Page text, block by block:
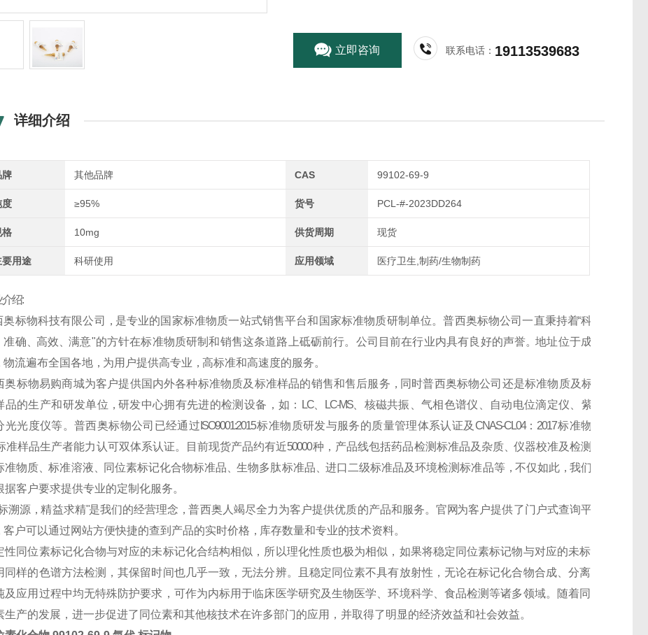
立即咨询 联系电话： 19113539683
详细介绍
牌 其他品牌 CAS 99102-69-9
度 ≥95% 货号 PCL-#-2023DD264
格 10mg 供货周期 现货
要用途 科研使用 应用领域 医疗卫生,制药/生物制药
绍:
奥标物科技有 限公司 ，是专业的 国 家标准物 质一站式销售平台和 国 家标准物 质研制 单位 。 普西奥标物公司 一 直秉持着“ 科
准 确 、高 效 、满 意 " 的 方 针 在 标 准 物 质 研 制 和 销 售 这 条 道 路 上 砥 砺 前 行 。 公 司 目 前 在 行 业 内 具 有 良 好 的 声 誉 。地 址 位 于 成
物 流 遍 布 全 国 各 地 ，为 用 户 提 供 高 专 业 ，高 标 准 和 高 速 度 的 服 务 。
奥标物易购商城为客 户提供国 内外各种标准物 质 及 标准样品的销售和售 后 服务 ，同 时普西奥标物公司 还是标准物 质及标
品的生产和研发单位 ，研发 中心拥有先进的检测 设备 ， 如 ： LC、 LC-MS、 核 磁 共 振 、 气 相 色 谱 仪 、 自 动 电 位 滴 定 仪 、 紫
光 光 度 仪 等 。 普 西 奥 标 物 公 司 已 经 通 过 ISO9001:2015标 准 物 质 研 发 与 服 务 的 质 量 管 理 体 系 认 证 及 CNAS-CL04： 2017标 准 物
准 样 品 生 产 者 能 力 认 可 双 体 系 认 证 。 目 前 现 货 产 品 约 有 近50000种 ， 产 品 线 包 括 药 品 检 测 标 准 品 及 杂 质 、仪 器 校 准 及 检 测
准 物 质 、标 准 溶 液 、同 位 素 标 记 化 合 物 标 准 品 、生 物 多 肽 标 准 品 、进 口 二 级 标 准 品 及 环 境 检 测 标 准 品 等 ，不 仅 如 此 ，我 们
据 客 户 要 求 提 供 专 业 的 定 制 化 服 务 。
溯 源 ，精 益 求 精 "是 我 们 的 经 营 理 念 ，普 西 奥 人 竭 尽 全 力 为 客 户 提 供 优 质 的 产 品 和 服 务 。 官 网为 客 户 提 供 了 门 户 式 查 询 平
客 户 可 以 通 过 网 站 方 便 快 捷 的 查 到 产 品 的 实 时 价 格 ，库 存 数 量 和 专 业 的 技 术 资 料 。
性同位素标记化合物与对应的未标记化合结构相似，所以理化性质也极为相似，如果将稳定同位素标记物与对应的未标
同样的色谱方法检测，其保留时间也几乎一致，无法分辨。且稳定同位素不具有放射性，无论在标记化合物合成、分离
及应用过程中均无特殊防护要求，可作为内标用于临床医学研究及生物医学、环境科学、食品检测等诸多领域。随着同
生产的发展，进一步促进了同位素和其他核技术在许多部门的应用，并取得了明显的经济效益和社会效益。